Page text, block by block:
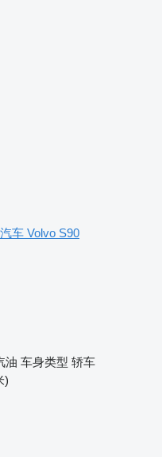
车 Volvo S90
油 车身类型 轿车
)